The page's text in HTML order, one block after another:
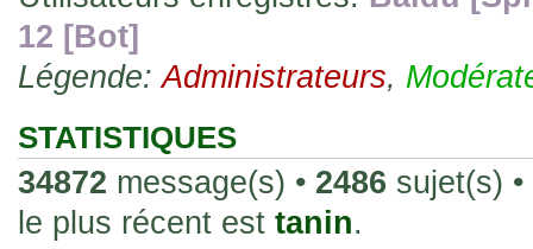
02 Juin 2023, 14:17
parTomacoco »Bonjour j'ai commandé
20 , je trouve la carte vraiment très
collection les carte sont censées être
24 Oct 2022, 13:37
Em_chibi
Bonjour ! Je suis
de Lucy de Cyberpunk : Edgerunners.
12 [Bot]
Légende:Administrateurs,
STATISTIQUES
34872 message(s) • 2486 sujet(s) •
le plus récent est tanin.